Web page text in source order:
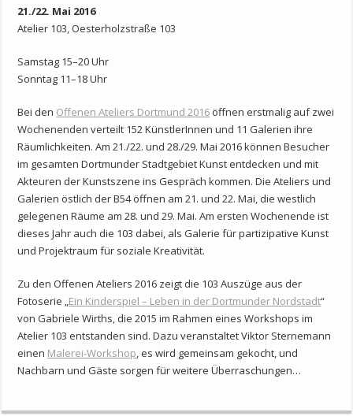
21./22. Mai 2016
Atelier 103, Oesterholzstraße 103
Samstag 15–20 Uhr
Sonntag 11–18 Uhr
Bei den Offenen Ateliers Dortmund 2016 öffnen erstmalig auf zwei
Wochenenden verteilt 152 KünstlerInnen und 11 Galerien ihre
Räumlichkeiten. Am 21./22. und 28./29. Mai 2016 können Besucher
im gesamten Dortmunder Stadtgebiet Kunst entdecken und mit
Akteuren der Kunstszene ins Gespräch kommen. Die Ateliers und
Galerien östlich der B54 öffnen am 21. und 22. Mai, die westlich
gelegenen Räume am 28. und 29. Mai. Am ersten Wochenende ist
dieses Jahr auch die 103 dabei, als Galerie für partizipative Kunst
und Projektraum für soziale Kreativität.
Zu den Offenen Ateliers 2016 zeigt die 103 Auszüge aus der
Fotoserie „Ein Kinderspiel – Leben in der Dortmunder Nordstadt“
von Gabriele Wirths, die 2015 im Rahmen eines Workshops im
Atelier 103 entstanden sind. Dazu veranstaltet Viktor Sternemann
einen Malerei-Workshop, es wird gemeinsam gekocht, und
Nachbarn und Gäste sorgen für weitere Überraschungen…